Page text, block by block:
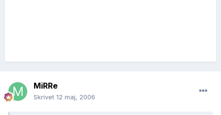
MiRRe
Skrivet 12 maj, 2006